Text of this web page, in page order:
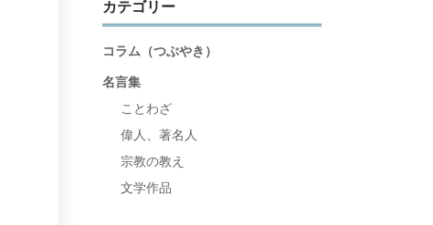
カテゴリー
コラム（つぶやき）
名言集
ことわざ
偉人、著名人
宗教の教え
文学作品